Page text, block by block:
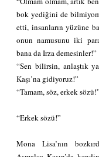
bok yediğini de
etti, insanların yüzüne
onun namusunu iki
bana da Irza demesinler!”
“Sen bilirsin, anlaştık
Kaşı’na gidiyoruz!”
“Tamam, söz, erkek sözü!”
“Erkek sözü!”
Mona Lisa’nın